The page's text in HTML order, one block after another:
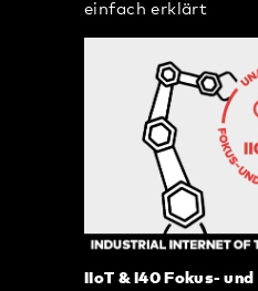
einfach erklärt
IIoT & I40 Fokus- und